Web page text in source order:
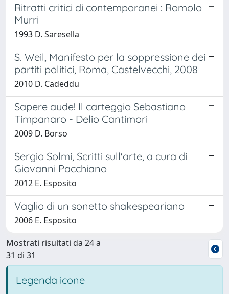
Ritratti critici di contemporanei : Romolo
Murri
1993 D. Saresella
S. Weil, Manifesto per la soppressione dei
partiti politici, Roma, Castelvecchi, 2008
2010 D. Cadeddu
Sapere aude! Il carteggio Sebastiano
Timpanaro - Delio Cantimori
2009 D. Borso
Sergio Solmi, Scritti sull'arte, a cura di
Giovanni Pacchiano
2012 E. Esposito
Vaglio di un sonetto shakespeariano
2006 E. Esposito
Mostrati risultati da 24 a
31 di 31
Legenda icone